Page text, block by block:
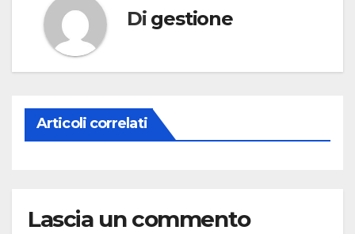
Di gestione
Articoli correlati
Lascia un commento